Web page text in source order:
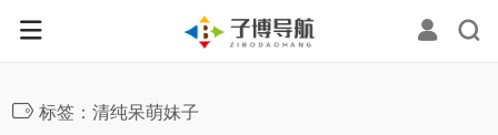
标签：清纯呆萌妹子